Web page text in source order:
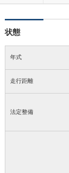
状態
年式
走行距離
法定整備